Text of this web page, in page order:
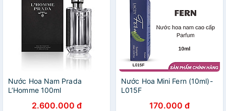
Nước Hoa Nam Prada
L’Homme 100ml
2.600.000 đ
Nước Hoa Mini Fern (10ml)-
L015F
170.000 đ